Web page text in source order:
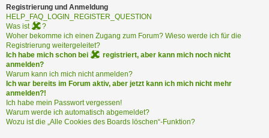
s
t
r
i
e
r
e
n
P
Registrierung und Anmeldung
HELP_FAQ_LOGIN_REGISTER_QUESTION
Was ist
?
Woher bekomme ich einen Zugang zum Forum? Wieso werde ich für die
Registrierung weitergeleitet?
Ich habe mich schon bei
registriert, aber kann mich noch nicht
anmelden?
Warum kann ich mich nicht anmelden?
Ich war bereits im Forum aktiv, aber jetzt kann ich mich nicht mehr
anmelden?!
Ich habe mein Passwort vergessen!
Warum werde ich automatisch abgemeldet?
Wozu ist die „Alle Cookies des Boards löschen“-Funktion?